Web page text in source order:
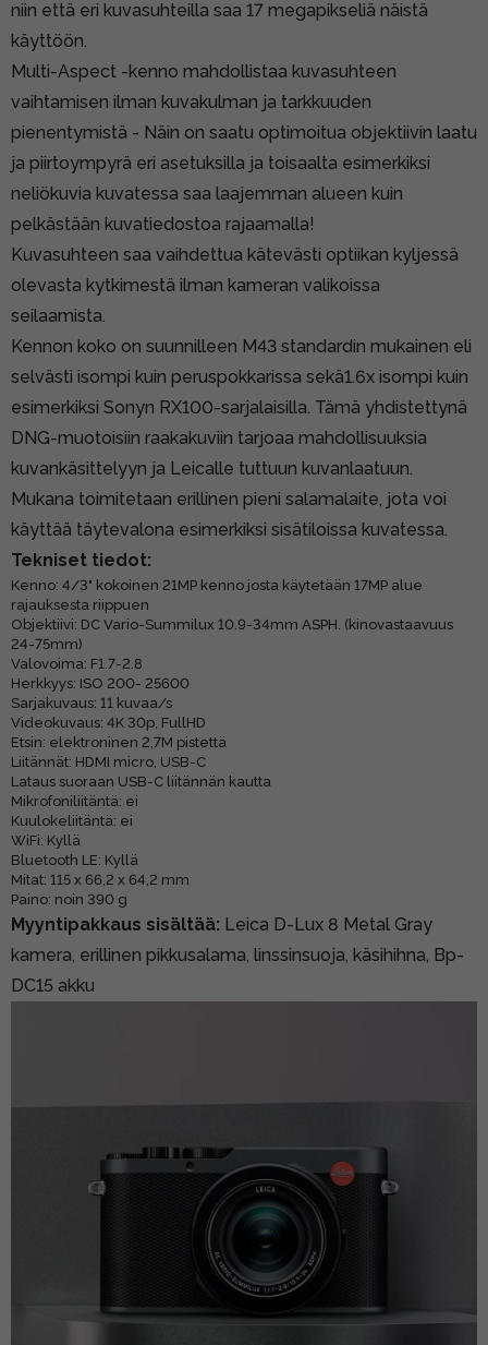
niin että eri kuvasuhteilla saa 17 megapikseliä näistä
käyttöön.
Multi-Aspect -kenno mahdollistaa kuvasuhteen
vaihtamisen ilman kuvakulman ja tarkkuuden
pienentymistä - Näin on saatu optimoitua objektiivin laatu
ja piirtoympyrä eri asetuksilla ja toisaalta esimerkiksi
neliökuvia kuvatessa saa laajemman alueen kuin
pelkästään kuvatiedostoa rajaamalla!
Kuvasuhteen saa vaihdettua kätevästi optiikan kyljessä
olevasta kytkimestä ilman kameran valikoissa
seilaamista.
Kennon koko on suunnilleen M43 standardin mukainen eli
selvästi isompi kuin peruspokkarissa sekä1.6x isompi kuin
esimerkiksi Sonyn RX100-sarjalaisilla. Tämä yhdistettynä
DNG-muotoisiin raakakuviin tarjoaa mahdollisuuksia
kuvankäsittelyyn ja Leicalle tuttuun kuvanlaatuun.
Mukana toimitetaan erillinen pieni salamalaite, jota voi
käyttää täytevalona esimerkiksi sisätiloissa kuvatessa.
Tekniset tiedot:
Kenno: 4/3" kokoinen 21MP kenno josta käytetään 17MP alue
rajauksesta riippuen
Objektiivi: DC Vario-Summilux 10.9-34mm ASPH. (kinovastaavuus
24-75mm)
Valovoima: F1.7-2.8
Herkkyys: ISO 200- 25600
Sarjakuvaus: 11 kuvaa/s
Videokuvaus: 4K 30p, FullHD
Etsin: elektroninen 2,7M pistettä
Liitännät: HDMI micro, USB-C
Lataus suoraan USB-C liitännän kautta
Mikrofoniliitäntä: ei
Kuulokeliitäntä: ei
WiFi: Kyllä
Bluetooth LE: Kyllä
Mitat: 115 x 66,2 x 64,2 mm
Paino: noin 390 g
Myyntipakkaus sisältää: Leica D-Lux 8 Metal Gray
kamera, erillinen pikkusalama, linssinsuoja, käsihihna, Bp-
DC15 akku